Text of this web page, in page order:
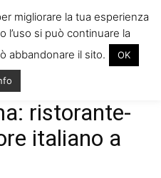
ristorante-
italiano a
migliorare la tua esperienza
l’uso si può continuare la
abbandonare il sito.
OK